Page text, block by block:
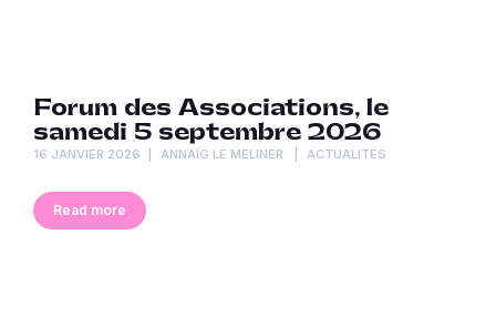
Forum des Associations, le
samedi 5 septembre 2026
16 JANVIER 2026 ANNAÏG LE MELINER ACTUALITÉS
Read more